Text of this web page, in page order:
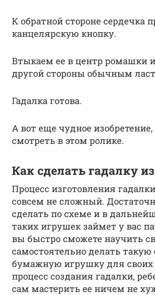
К обратной стороне сердечка
канцелярскую кнопку.
Втыкаем ее в центр ромашки
другой стороны обычным
Гадалка готова.
А вот еще чудное
смотреть в этом ролике.
Как сделать гадалку
Процесс изготовления
совсем не сложный.
сделать по схеме и в
таких игрушек займет у вас
вы быстро сможете научить
самостоятельно делать
бумажную игрушку для своих
процесс создания гадалки,
сам мастерить ее ничем не